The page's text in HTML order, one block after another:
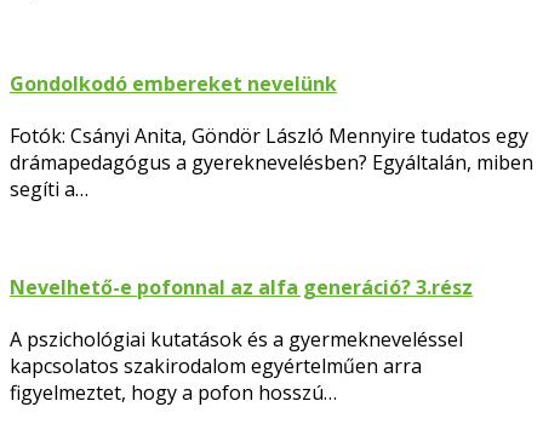
Gondolkodó embereket nevelünk
Fotók: Csányi Anita, Göndör László Mennyire tudatos egy
drámapedagógus a gyereknevelésben? Egyáltalán, miben
segíti a…
Nevelhető-e pofonnal az alfa generáció? 3.rész
A pszichológiai kutatások és a gyermekneveléssel
kapcsolatos szakirodalom egyértelműen arra
figyelmeztet, hogy a pofon hosszú…